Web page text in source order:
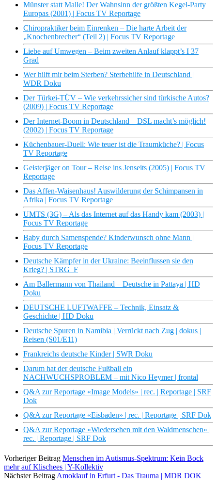
Münster statt Malle! Der Wahnsinn der größten Kegel-Party
Europas (2001) | Focus TV Reportage
Chiropraktiker beim Einrenken – Die harte Arbeit der
„Knochenbrecher“ (Teil 2) | Focus TV Reportage
Liebe auf Umwegen – Beim zweiten Anlauf klappt’s I 37
Grad
Wer hilft mir beim Sterben? Sterbehilfe in Deutschland |
WDR Doku
Der Türkei-TÜV – Wie verkehrssicher sind türkische Autos?
(2009) | Focus TV Reportage
Der Internet-Boom in Deutschland – DSL macht’s möglich!
(2002) | Focus TV Reportage
Küchenbauer-Duell: Wie teuer ist die Traumküche? | Focus
TV Reportage
Geisterjäger on Tour – Reise ins Jenseits (2005) | Focus TV
Reportage
Das Affen-Waisenhaus! Auswilderung der Schimpansen in
Afrika | Focus TV Reportage
UMTS (3G) – Als das Internet auf das Handy kam (2003) |
Focus TV Reportage
Baby durch Samenspende? Kinderwunsch ohne Mann |
Focus TV Reportage
Deutsche Kämpfer in der Ukraine: Beeinflussen sie den
Krieg? | STRG_F
Am Ballermann von Thailand – Deutsche in Pattaya | HD
Doku
DEUTSCHE LUFTWAFFE – Technik, Einsatz &
Geschichte | HD Doku
Deutsche Spuren in Namibia | Verrückt nach Zug | dokus |
Reisen (S01/E11)
Frankreichs deutsche Kinder | SWR Doku
Darum hat der deutsche Fußball ein
NACHWUCHSPROBLEM – mit Nico Heymer | frontal
Q&A zur Reportage «Image Models» | rec. | Reportage | SRF
Dok
Q&A zur Reportage «Eisbaden» | rec. | Reportage | SRF Dok
Q&A zur Reportage «Wiedersehen mit den Waldmenschen» |
rec. | Reportage | SRF Dok
Vorheriger Beitrag Menschen im Autismus-Spektrum: Kein Bock
mehr auf Klischees | Y-Kollektiv
Nächster Beitrag Amoklauf in Erfurt - Das Trauma | MDR DOK